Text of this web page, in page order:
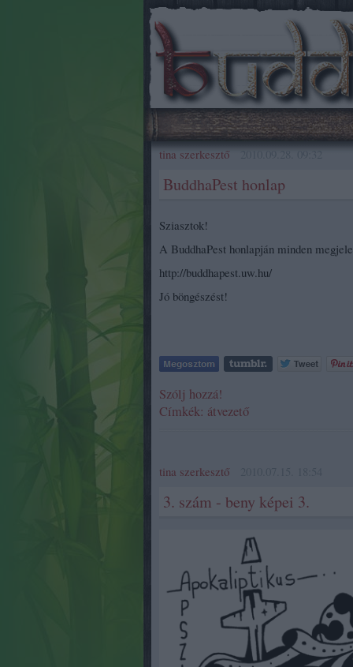
tina szerkesztő
BuddhaPest honlap
Sziasztok!
A BuddhaPest honlapján minden
http://buddhapest.uw.hu/
Jó böngészést!
Szólj hozzá!
Címkék: átvezető
tina szerkesztő
3. szám - beny képei 3.